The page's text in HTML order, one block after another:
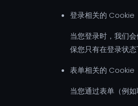
登录相关的 Cookie
当您登录时，我们
保您只有在登录状态
表单相关的 Cookie
当您通过表单（例